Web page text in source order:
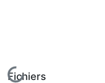
En cours de chargement...
Fichiers